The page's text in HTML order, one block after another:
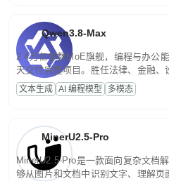
Qwen3.8-Max
2.4万亿参数MoE旗舰，编程与办公
天交付完整项目。胜任法律、金融
话端到端交付生产级成果。原生视觉
程，支持超长文档与长视频的深度语
文本生成 AI 编程模型 多模态
MinerU2.5-Pro
MinerU2.5-Pro是一款面向复杂文档
够从图片和文档中识别文字、理解